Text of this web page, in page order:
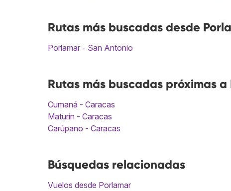
Rutas más buscadas desde
Porlamar - San Antonio
Rutas más buscadas próximas
Cumaná - Caracas
Maturín - Caracas
Carúpano - Caracas
Búsquedas relacionadas
Vuelos desde Porlamar